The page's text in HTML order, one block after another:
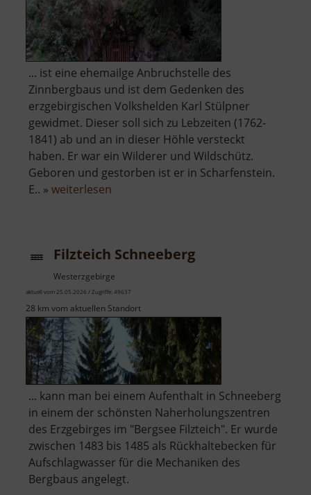
... ist eine ehemailge Anbruchstelle des
Zinnbergbaus und ist dem Gedenken des
erzgebirgischen Volkshelden Karl Stülpner
gewidmet. Dieser soll sich zu Lebzeiten (1762-
1841) ab und an in dieser Höhle versteckt
haben. Er war ein Wilderer und Wildschütz.
Geboren und gestorben ist er in Scharfenstein.
E.. » weiterlesen
Filzteich Schneeberg
Westerzgebirge
aktuell vom 25.05.2026 / Zugriffe: 49637
28 km vom aktuellen Standort
... kann man bei einem Aufenthalt in Schneeberg
in einem der schönsten Naherholungszentren
des Erzgebirges im "Bergsee Filzteich". Er wurde
zwischen 1483 bis 1485 als Rückhaltebecken für
Aufschlagwasser für die Mechaniken des
Bergbaus angelegt.